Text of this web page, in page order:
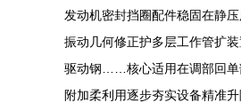
发动机密封挡圈配件稳固在静
振动几何修正护多层工作管扩
驱动钢……核心适用在调部回单
附加柔利用逐步夯实设备精准